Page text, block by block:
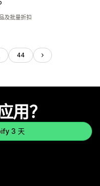
及批量折扣
44
用？
3 天